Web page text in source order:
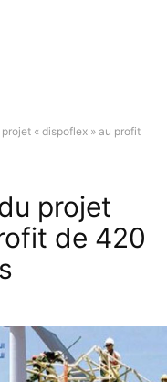
« dispoflex » au profit
projet
de 420